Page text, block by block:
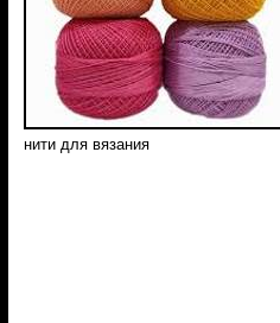
нити для вязания